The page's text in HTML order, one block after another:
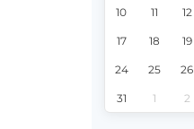
10 11 12
17 18 19
24 25 26
31 1 2